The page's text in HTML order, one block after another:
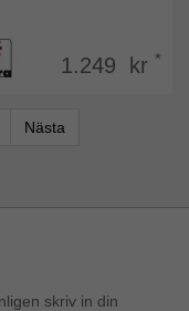
1.249 kr *
Nästa
skriv in din